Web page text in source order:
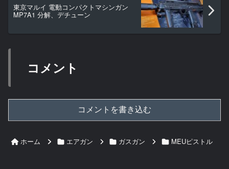
東京マルイ 電動コンパクトマシンガン
MP7A1 分解、デチューン
コメント
コメントを書き込む
ホーム エアガン ガスガン MEUピストル